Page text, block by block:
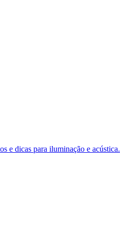
e dicas para iluminação e acústica.